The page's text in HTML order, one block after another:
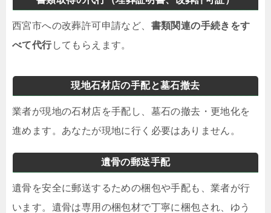
西宮市への改葬許可申請など、 書類関連の手続きをす
べて代行してもらえます。
現地石材店の手配と墓石撤去
業者が現地の石材店を手配し、墓石の撤去・更地化を
進めます。あなたが現地に行く必要はありません。
遺骨の郵送手配
遺骨を安全に郵送するための梱包や手配も、業者が行
います。遺骨は専用の梱包材で丁寧に梱包され、ゆう